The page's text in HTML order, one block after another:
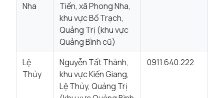
Nha
Tiến, xã Phong Nha,
khu vực Bố Trạch,
Quảng Trị (khu vực
Quảng Bình cũ)
Lệ
Thủy
Nguyễn Tất Thành,
khu vực Kiến Giang,
Lệ Thủy, Quảng Trị
0911.640.222